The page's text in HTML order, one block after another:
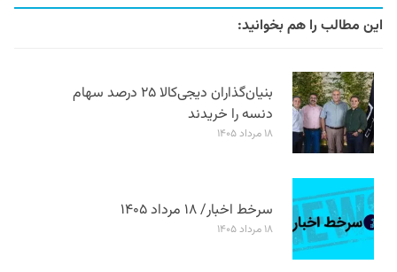
این مطالب را هم بخوانید:
بنیان‌گذاران دیجی‌کالا ۲۵ درصد سهام
دنسه را خریدند
۱۸ مرداد ۱۴۰۵
سرخط اخبار/ ۱۸ مرداد ۱۴۰۵
۱۸ مرداد ۱۴۰۵